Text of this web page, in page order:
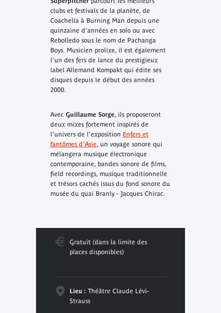
clubs et festivals de la planète, de
Coachella à Burning Man depuis une
quinzaine d'années en solo ou avec
Rebolledo sous le nom de Pachanga
Boys. Musicien prolixe, il est également
l'un des fers de lance du prestigieux
label Allemand Kompakt qui édite ses
disques depuis le début des années
2000.
Avec Guillaume Sorge, ils proposeront
deux mixes fortement inspirés de
l'univers de l'exposition Enfers et
fantômes d'Asie, un voyage sonore qui
mélangera musique électronique
contemporaine, bandes sonore de films,
field recordings, musique traditionnelle
et trésors cachés issus du fond sonore du
musée du quai Branly - Jacques Chirac.
Gratuit (dans la limite des
places disponibles)
Lieu : Théâtre Claude Lévi-
Strauss